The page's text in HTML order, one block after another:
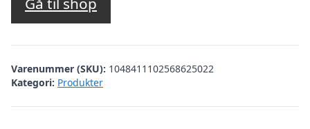
Varenummer (SKU): 1048411102568625022
Kategori: Produkter